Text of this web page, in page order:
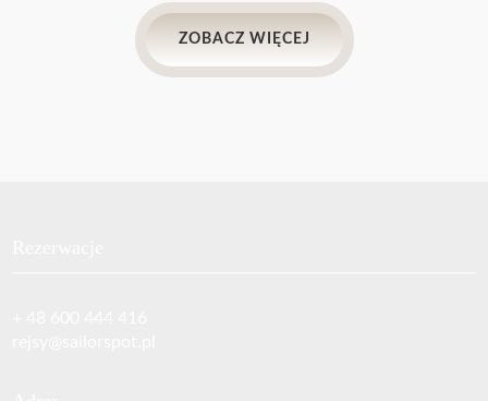
uczty – każdy dzień przynosił nowe wyzwania i
sobie z kaprysami morza, jakie tajemnice kryje
ZOBACZ WIĘCEJ